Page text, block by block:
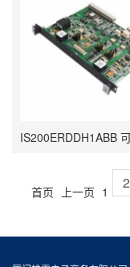
首页 上一页 1 2